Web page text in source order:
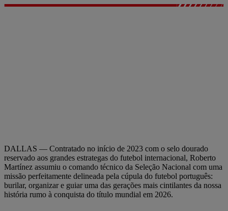
DALLAS — Contratado no início de 2023 com o selo dourado
reservado aos grandes estrategas do futebol internacional, Roberto
Martínez assumiu o comando técnico da Seleção Nacional com uma
missão perfeitamente delineada pela cúpula do futebol português:
burilar, organizar e guiar uma das gerações mais cintilantes da nossa
história rumo à conquista do título mundial em 2026.